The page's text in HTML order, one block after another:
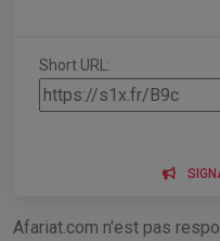
Short URL:
Afariat.com n'est pas